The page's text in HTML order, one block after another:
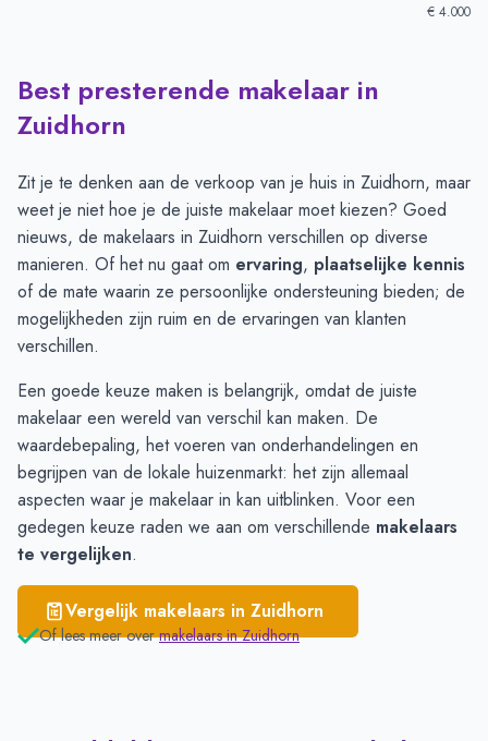
€ 4.000
Verkoopprijzen in andere plaatsen per m2-Afgelopen 3
Plaats
Zuidhorn
Grijpskerk
€ 3.694
Pieterzijl
€ 3.583
Noordhorn
€ 3.235
Aduard
€ 2.844
Oldehove
€ 2.305
Kommerzijl
€ 1.505
Best presterende makelaar in
Zuidhorn
Zit je te denken aan de verkoop van je huis in Zuidhorn, maar
weet je niet hoe je de juiste makelaar moet kiezen? Goed
nieuws, de makelaars in Zuidhorn verschillen op diverse
manieren. Of het nu gaat om ervaring, plaatselijke kennis
of de mate waarin ze persoonlijke ondersteuning bieden; de
mogelijkheden zijn ruim en de ervaringen van klanten
verschillen.
Een goede keuze maken is belangrijk, omdat de juiste
makelaar een wereld van verschil kan maken. De
waardebepaling, het voeren van onderhandelingen en
begrijpen van de lokale huizenmarkt: het zijn allemaal
aspecten waar je makelaar in kan uitblinken. Voor een
gedegen keuze raden we aan om verschillende makelaars
te vergelijken.
Vergelijk makelaars in Zuidhorn
Of lees meer over makelaars inZuidhorn